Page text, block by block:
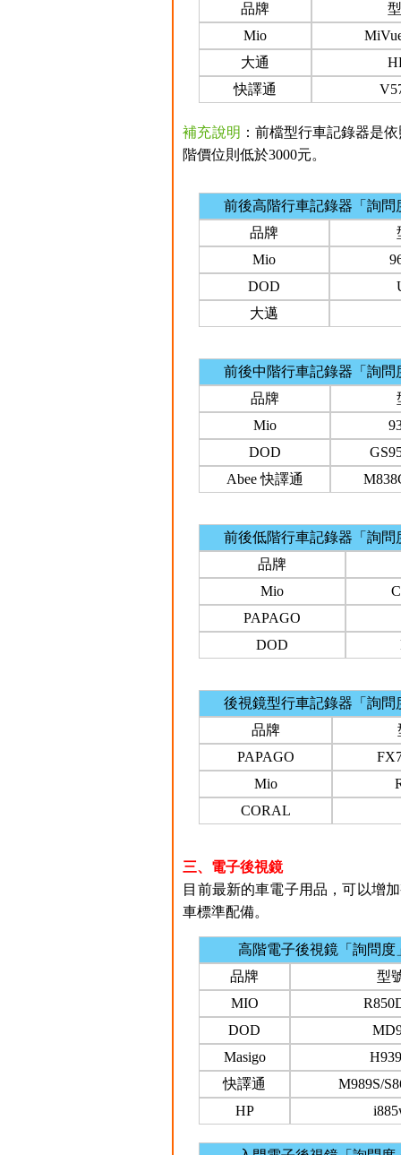
品牌
Mio
大通
快譯通
補充說明 ：前檔型行車記錄器是
階價位則低於3000元。
前後高階行車記錄器「詢問
品牌
Mio
DOD
大邁
前後中階行車記錄器「詢問
品牌
Mio
DOD
Abee 快譯通
前後低階行車記錄器「詢問
品牌
Mio
PAPAGO
DOD
後視鏡型行車記錄器「詢問
品牌
PAPAGO
Mio
CORAL
三、電子後視鏡
目前最新的車電子用品，可以增
車標準配備。
高階電子後視鏡「詢問度
品牌
型
MIO
DOD
Masigo
快譯通
M989S/
HP